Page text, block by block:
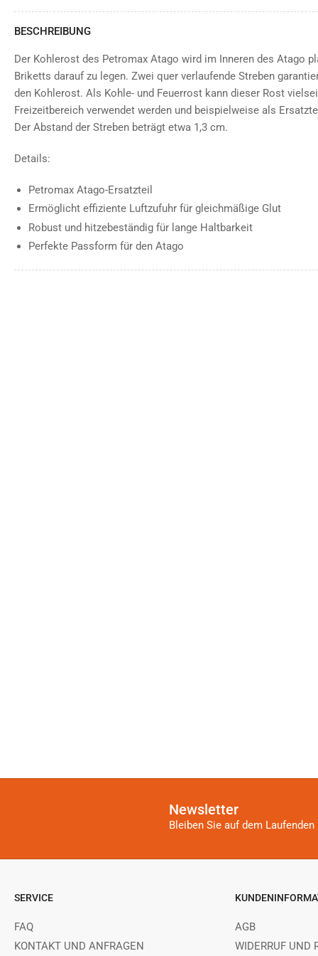
BESCHREIBUNG
Der Kohlerost des Petromax Atago wird im Inneren des Atago
Briketts darauf zu legen. Zwei quer verlaufende Streben
den Kohlerost. Als Kohle- und Feuerrost kann dieser Rost
Freizeitbereich verwendet werden und beispielweise als
Der Abstand der Streben beträgt etwa 1,3 cm.
Details:
Petromax Atago-Ersatzteil
Ermöglicht effiziente Luftzufuhr für gleichmäßige Glut
Robust und hitzebeständig für lange Haltbarkeit
Perfekte Passform für den Atago
Newsletter
Bleiben Sie auf dem
SERVICE
FAQ
KONTAKT UND ANFRAGEN
AGB
WIDERRUF UND